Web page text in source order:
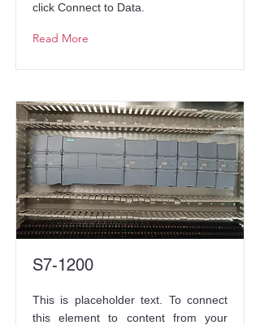
click Connect to Data.
Read More
S7-1200
This is placeholder text. To connect
this element to content from your